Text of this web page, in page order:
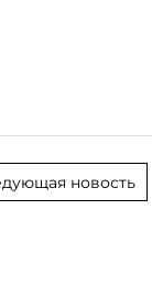
новость